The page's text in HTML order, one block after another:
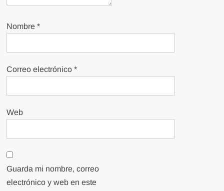
Nombre*
Correo electrónico*
Web
Guarda mi nombre, correo
electrónico y web en este